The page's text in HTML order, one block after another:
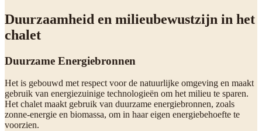
Duurzaamheid en milieubewustzijn in het
chalet
Duurzame Energiebronnen
Het is gebouwd met respect voor de natuurlijke omgeving en maakt
gebruik van energiezuinige technologieën om het milieu te sparen.
Het chalet maakt gebruik van duurzame energiebronnen, zoals
zonne-energie en biomassa, om in haar eigen energiebehoefte te
voorzien.